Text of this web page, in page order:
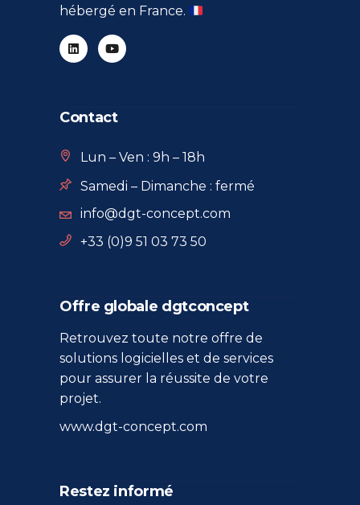
hébergé en France.
Contact
Lun – Ven : 9h – 18h
Samedi – Dimanche : fermé
info@dgt-concept.com
+33 (0)9 51 03 73 50
Offre globale dgtconcept
Retrouvez toute notre offre de
solutions logicielles et de services
pour assurer la réussite de votre
projet.
www.dgt-concept.com
Restez informé